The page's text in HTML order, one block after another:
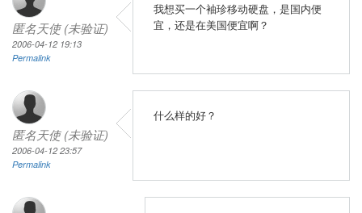
匿名天使 (未验证)
2006-04-12 19:13
Permalink
我想买一个袖珍移动硬盘，是国内便
宜，还是在美国便宜啊？
匿名天使 (未验证)
2006-04-12 23:57
Permalink
什么样的好？